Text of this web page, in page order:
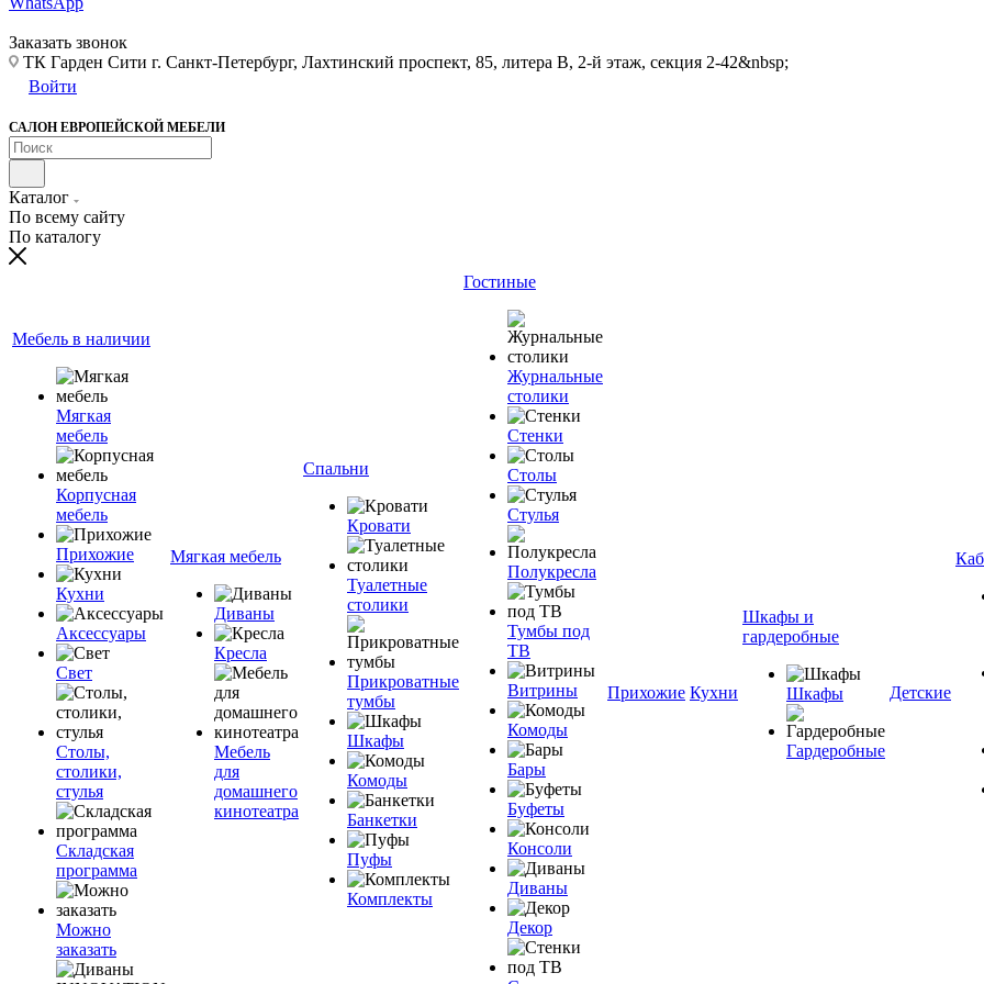
Заказать звонок
ТК Гарден Сити г. Санкт-Петербург, Лахтинский проспект, 85, литера В, 2-й этаж, секция 2-42&nbsp;
Войти
САЛОН ЕВРОПЕЙСКОЙ МЕБЕЛИ
Каталог
По всему сайту
По каталогу
Мебель в наличии
Мягкая
мебель
Корпусная
мебель
Прихожие
Кухни
Аксессуары
Свет
Столы,
столики,
стулья
Складская
программа
Можно
заказать
Мягкая мебель
Диваны
Кресла
Мебель
для
домашнего
кинотеатра
Спальни
Кровати
Туалетные
столики
Прикроватные
тумбы
Шкафы
Комоды
Банкетки
Пуфы
Комплекты
Гостиные
Журнальные
столики
Стенки
Столы
Стулья
Полукресла
Тумбы под
ТВ
Витрины
Комоды
Бары
Буфеты
Консоли
Диваны
Декор
Прихожие Кухни
Шкафы и
гардеробные
Шкафы
Гардеробные
Детские